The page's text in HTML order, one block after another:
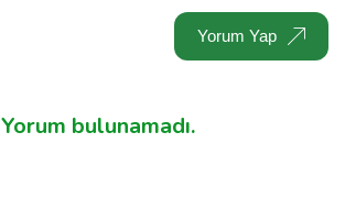
Yorum Yap
Yorum bulunamadı.